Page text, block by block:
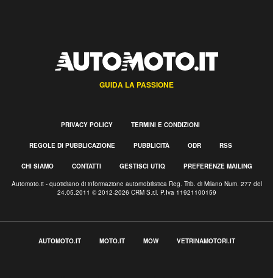
GUIDA LA PASSIONE
PRIVACY POLICY TERMINI E CONDIZIONI
REGOLE DI PUBBLICAZIONE PUBBLICITÀ ODR RSS
CHI SIAMO CONTATTI GESTISCI UTIQ PREFERENZE MAILING
Automoto.it - quotidiano di informazione automobilistica Reg. Trib. di Milano Num. 277 del
24.05.2011 © 2012-2026 CRM S.r.l. P.Iva 11921100159
AUTOMOTO.IT MOTO.IT MOW VETRINAMOTORI.IT